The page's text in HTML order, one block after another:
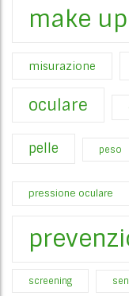
make up
misurazione
oculare
pelle peso
pressione oculare
screening